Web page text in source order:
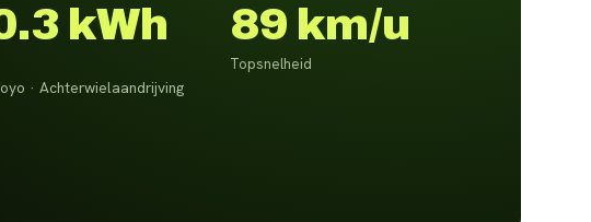
kWh 89 km/u
Topsnelheid
· Achterwielaandrijving